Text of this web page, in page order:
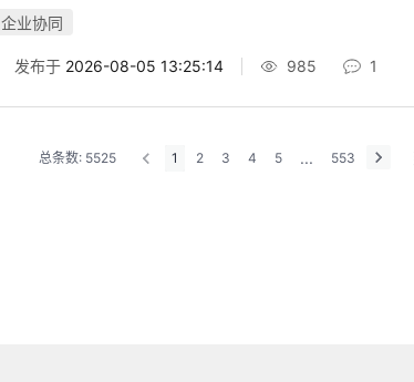
企业协同
发布于 2026-08-05 13:25:14 985 1
总条数: 5525 1 2 3 4 5 ... 553